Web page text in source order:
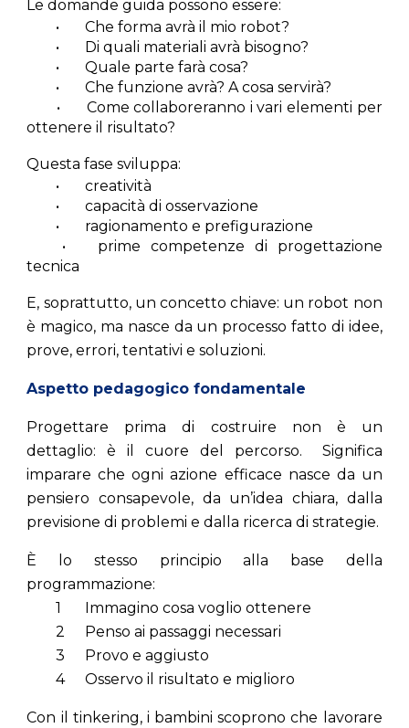
Le domande guida possono essere:
•
Che forma avrà il mio robot?
•
Di quali materiali avrà bisogno?
•
Quale parte farà cosa?
•
Che funzione avrà? A cosa servirà?
•
Come collaboreranno i vari elementi per
ottenere il risultato?
Questa fase sviluppa:
•
creatività
•
capacità di osservazione
•
ragionamento e prefigurazione
•
prime competenze di progettazione
tecnica
E, soprattutto, un concetto chiave: un robot non
è magico, ma nasce da un processo fatto di idee,
prove, errori, tentativi e soluzioni.
Aspetto pedagogico fondamentale
Progettare prima di costruire non è un
dettaglio: è il cuore del percorso. Significa
imparare che ogni azione efficace nasce da un
pensiero consapevole, da un’idea chiara, dalla
previsione di problemi e dalla ricerca di strategie.
È lo stesso principio alla base della
programmazione:
1
Immagino cosa voglio ottenere
2
Penso ai passaggi necessari
3
Provo e aggiusto
4
Osservo il risultato e miglioro
Con il tinkering, i bambini scoprono che lavorare